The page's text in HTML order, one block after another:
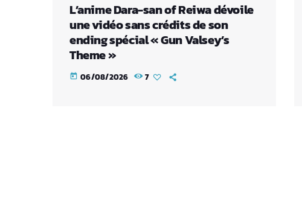
L’anime Dara-san of Reiwa dévoile
une vidéo sans crédits de son
ending spécial « Gun Valsey’s
Theme »
today 06/08/2026 7